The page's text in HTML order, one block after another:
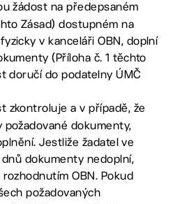
žádost na předepsaném
Zásad) dostupném na
v kanceláři OBN, doplní
(Příloha č. 1 těchto
doručí do podatelny ÚMČ
zkontroluje a v případě, že
dokumenty,
Jestliže žadatel ve
dokumenty nedoplní,
OBN. Pokud
požadovaných